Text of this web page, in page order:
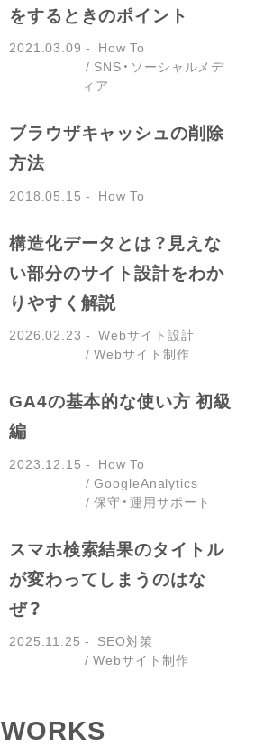
をするときのポイント
2021.03.09
How To
SNS・ソーシャルメデ
ィア
ブラウザキャッシュの削除
方法
2018.05.15 How To
構造化データとは？見えな
い部分のサイト設計をわか
りやすく解説
2026.02.23
Webサイト設計
Webサイト制作
GA4の基本的な使い方 初級
編
2023.12.15
How To
GoogleAnalytics
保守・運用サポート
スマホ検索結果のタイトル
が変わってしまうのはな
ぜ？
2025.11.25
SEO対策
Webサイト制作
WORKS